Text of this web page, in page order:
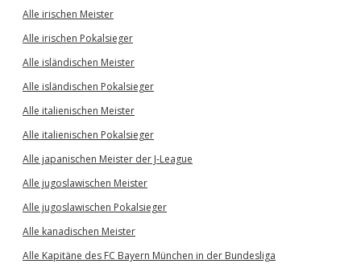
Alle irischen Meister
Alle irischen Pokalsieger
Alle isländischen Meister
Alle isländischen Pokalsieger
Alle italienischen Meister
Alle italienischen Pokalsieger
Alle japanischen Meister der J-League
Alle jugoslawischen Meister
Alle jugoslawischen Pokalsieger
Alle kanadischen Meister
Alle Kapitäne des FC Bayern München in der Bundesliga